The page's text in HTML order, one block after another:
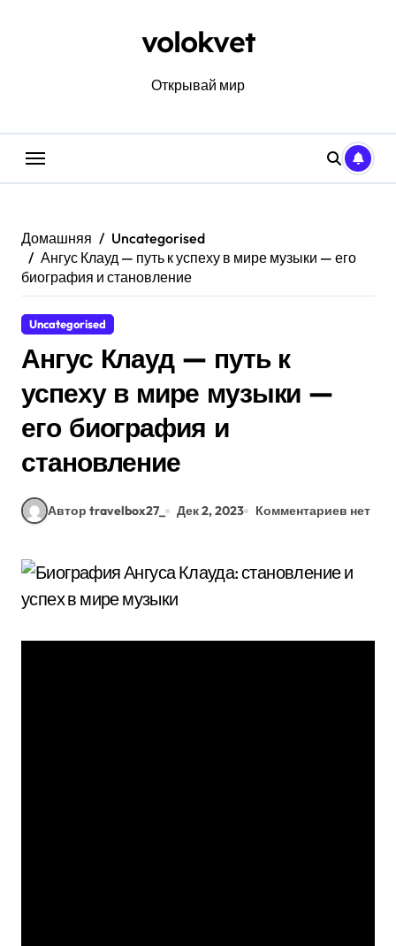
volokvet
Открывай мир
Домашняя
Uncategorised
Ангус Клауд — путь к успеху в мире музыки — его
биография и становление
Uncategorised
Ангус Клауд — путь к
успеху в мире музыки —
его биография и
становление
Автор travelbox27_ Дек 2, 2023 Комментариев нет